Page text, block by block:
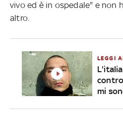
vivo ed è in ospedale" e non
altro.
LEGGI
mi